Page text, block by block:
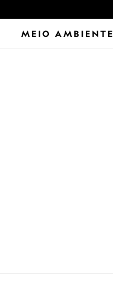
MEIO AMBIENTE